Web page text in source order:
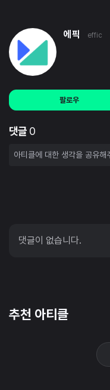
에픽 effic
팔로우
댓글 0
댓글이 없습니다.
추천 아티클